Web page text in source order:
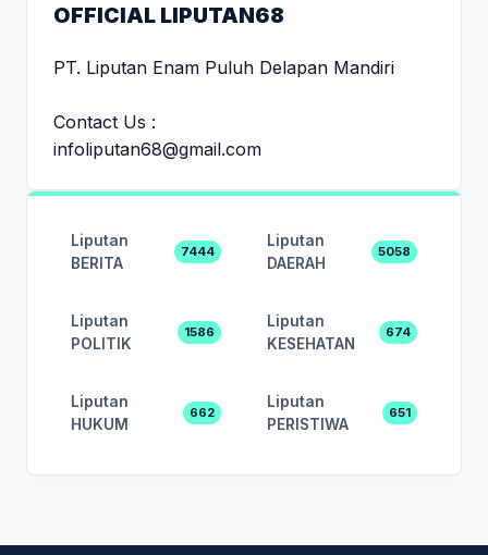
OFFICIAL LIPUTAN68
PT. Liputan Enam Puluh Delapan Mandiri
Contact Us :
infoliputan68@gmail.com
Liputan
BERITA
7444
Liputan
DAERAH
5058
Liputan
POLITIK
1586
Liputan
KESEHATAN
674
Liputan
HUKUM
662
Liputan
PERISTIWA
651